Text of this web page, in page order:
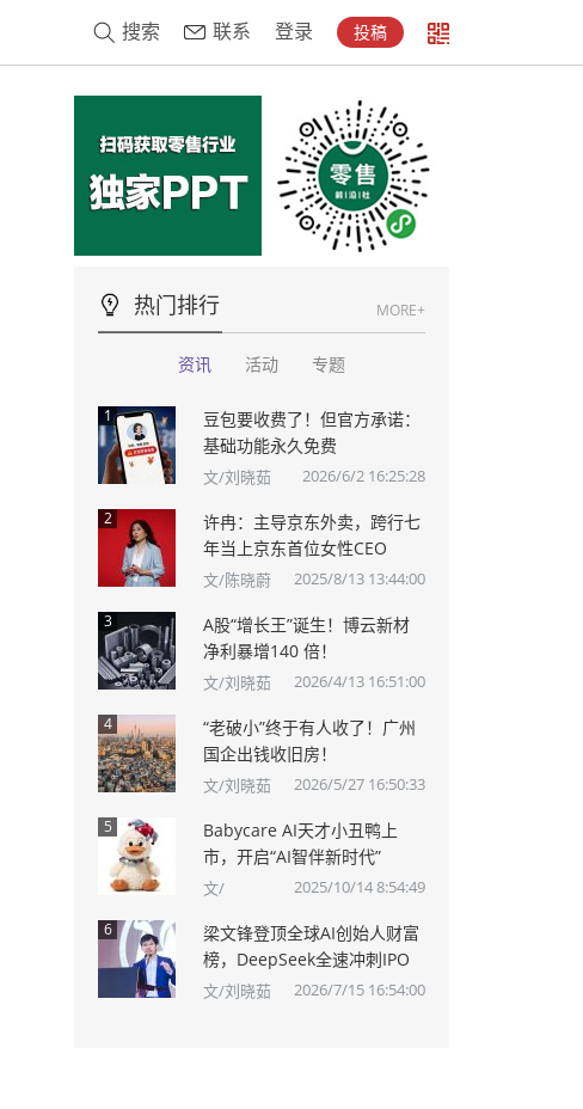
搜索 联系 登录 投稿
热门排行 MORE+
资讯 活动 专题
1
豆包要收费了！但官方承诺：
基础功能永久免费
文/刘晓茹 2026/6/2 16:25:28
2
许冉：主导京东外卖，跨行七
年当上京东首位女性CEO
文/陈晓蔚 2025/8/13 13:44:00
3
A股“增长王”诞生！博云新材
净利暴增140 倍！
文/刘晓茹 2026/4/13 16:51:00
4
“老破小”终于有人收了！广州
国企出钱收旧房！
文/刘晓茹 2026/5/27 16:50:33
5
Babycare AI天才小丑鸭上
市，开启“AI智伴新时代”
文/ 2025/10/14 8:54:49
6
梁文锋登顶全球AI创始人财富
榜，DeepSeek全速冲刺IPO
文/刘晓茹 2026/7/15 16:54:00